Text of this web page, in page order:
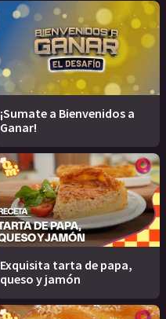
¡Sumate a Bienvenidos a
Ganar!
Exquisita tarta de papa,
queso y jamón